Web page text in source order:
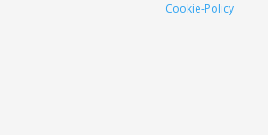
Cookie-Policy